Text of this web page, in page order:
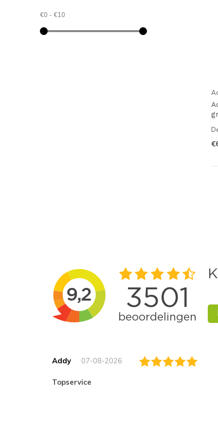
€0 - €10
Addy 07-08-2026
topservice